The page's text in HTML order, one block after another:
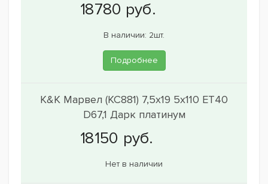
В наличии: 2шт.
Подробнее
K&K Марвел (КС881) 7,5x19 5x110 ET40
D67,1 Дарк платинум
Нет в наличии